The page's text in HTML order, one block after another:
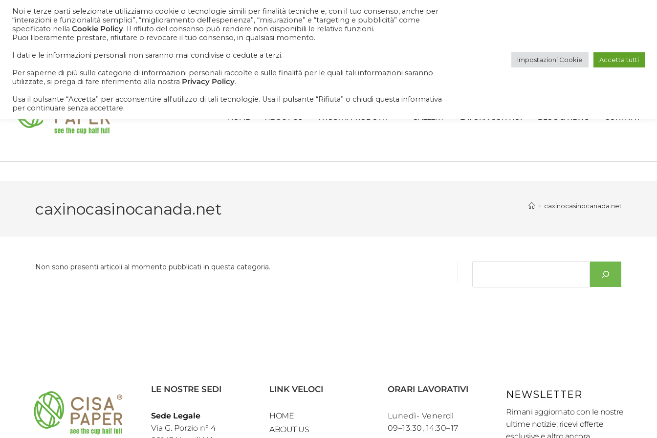
Cosa aspetti? Entra nel mondo Cisapaper! Resta aggiornato su news, novità e soprattutto promo promo
promoooooo!
HOME ABOUT US I NOSTRI PRODOTTI GALLERY LAVORA CON NOI BLOG & NEWS CONTATTI
caxinocasinocanada.net > caxinocasinocanada.net
Non sono presenti articoli al momento pubblicati in questa categoria.
LE NOSTRE SEDI
Sede Legale
Via G. Porzio n° 4
LINK VELOCI
HOME
ABOUT US
ORARI LAVORATIVI
Lunedì- Venerdì
09–13:30, 14:30–17
NEWSLETTER
Rimani aggiornato con le nostre
ultime notizie, ricevi offerte
Noi e terze parti selezionate utilizziamo cookie o tecnologie simili per finalità tecniche e, con il tuo consenso, anche per
“interazioni e funzionalità semplici”, “miglioramento dell'esperienza”, “misurazione” e “targeting e pubblicità” come
specificato nella Cookie Policy. Il rifiuto del consenso può rendere non disponibili le relative funzioni.
Puoi liberamente prestare, rifiutare o revocare il tuo consenso, in qualsiasi momento.
I dati e le informazioni personali non saranno mai condivise o cedute a terzi.
Per saperne di più sulle categorie di informazioni personali raccolte e sulle finalità per le quali tali informazioni saranno
utilizzate, si prega di fare riferimento alla nostra Privacy Policy.
Usa il pulsante “Accetta” per acconsentire all'utilizzo di tali tecnologie. Usa il pulsante “Rifiuta” o chiudi questa informativa
per continuare senza accettare.
Impostazioni Cookie Accetta tutti
Contattaci +39 081 1857 2119